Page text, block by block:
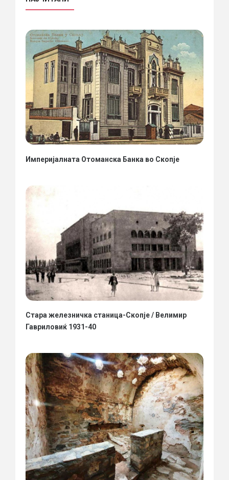
Империјалната Отоманска Банка во Скопје
Стара железничка станица-Скопје / Велимир
Гавриловиќ 1931-40